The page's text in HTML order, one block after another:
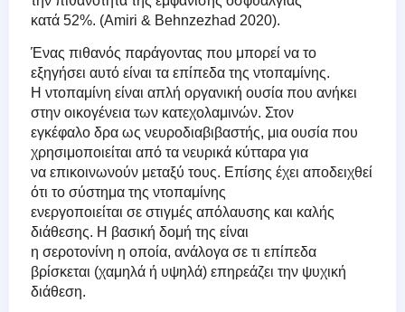
κατά 52%. (Amiri & Behnzezhad 2020).
Ένας πιθανός παράγοντας που μπορεί να το
εξηγήσει αυτό είναι τα επίπεδα της ντοπαμίνης.
Η ντοπαμίνη είναι απλή οργανική ουσία που ανήκει
στην οικογένεια των κατεχολαμινών. Στον
εγκέφαλο δρα ως νευροδιαβιβαστής, μια ουσία που
χρησιμοποιείται από τα νευρικά κύτταρα για
να επικοινωνούν μεταξύ τους. Επίσης έχει αποδειχθεί
ότι το σύστημα της ντοπαμίνης
ενεργοποιείται σε στιγμές απόλαυσης και καλής
διάθεσης. Η βασική δομή της είναι
η σεροτονίνη η οποία, ανάλογα σε τι επίπεδα
βρίσκεται (χαμηλά ή υψηλά) επηρεάζει την ψυχική
διάθεση.